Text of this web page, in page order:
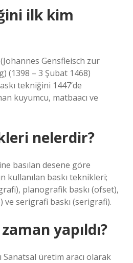
ilk kim
Gensfleisch zur
(1398 – 3 Şubat 1468)
tekniğini 1447’de
kuyumcu, matbaacı ve
nelerdir?
basılan desene göre
kullanılan baskı teknikleri;
planografik baskı (ofset),
ve serigrafi baskı (serigrafi).
yapıldı?
Sanatsal üretim aracı olarak